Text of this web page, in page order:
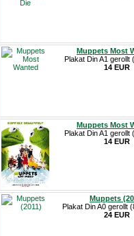
Muppets Most
Plakat Din A1 gerollt
14 EUR
Muppets Most
Plakat Din A1 gerollt
14 EUR
Muppets
Plakat Din A0 gerollt
24 EUR